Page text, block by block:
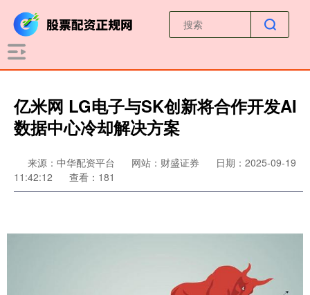
亿米网 LG电子与SK创新将合作开发AI
数据中心冷却解决方案
来源：中华配资平台 网站：财盛证券
日期：2025-09-19
11:42:12
查看：181